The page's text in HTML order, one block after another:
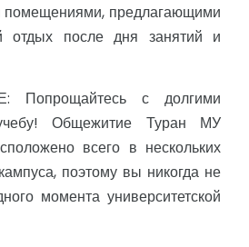
предлагающими
отдых после дня занятий и
Попрощайтесь с долгими
Общежитие Туран МУ
всего в нескольких
поэтому вы никогда не
момента университетской